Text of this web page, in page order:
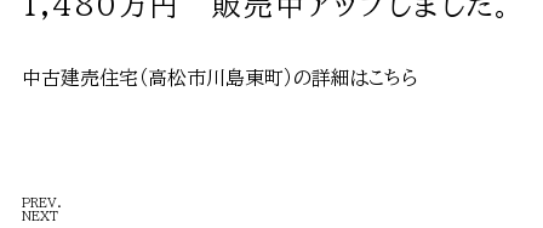
中古建売住宅（高松市川島東町）の詳細はこちら
PREV.
NEXT